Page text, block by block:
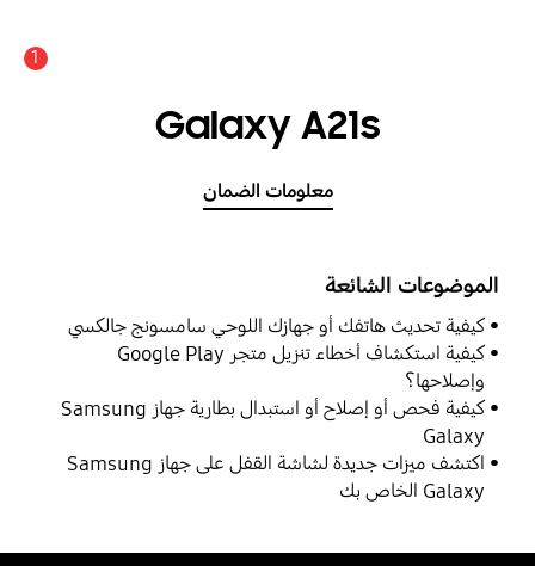
1
Galaxy A21s
معلومات الضمان
الموضوعات الشائعة
كيفية تحديث هاتفك أو جهازك اللوحي سامسونج جالكسي
كيفية استكشاف أخطاء تنزيل متجر Google Play
وإصلاحها؟
كيفية فحص أو إصلاح أو استبدال بطارية جهاز Samsung
Galaxy
اكتشف ميزات جديدة لشاشة القفل على جهاز Samsung
Galaxy الخاص بك